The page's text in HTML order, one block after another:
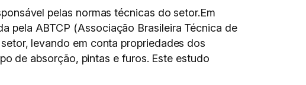
pelas normas técnicas do setor.Em
pela ABTCP (Associação Brasileira Técnica de
levando em conta propriedades dos
de absorção, pintas e furos. Este estudo